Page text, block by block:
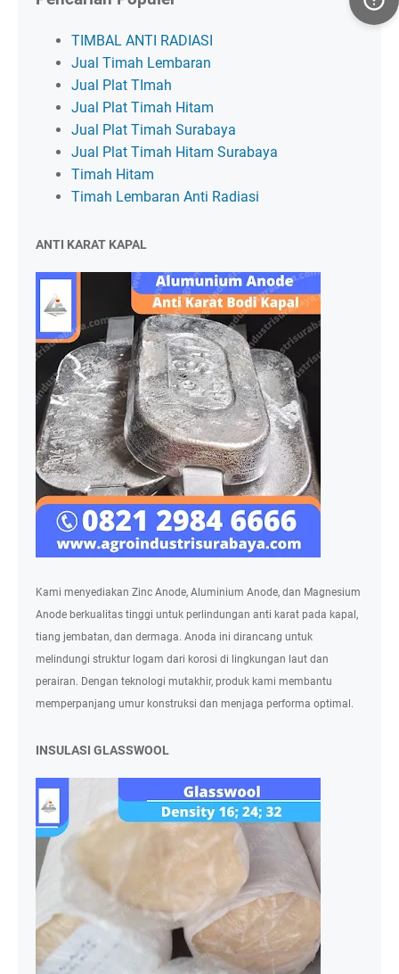
TIMBAL ANTI RADIASI
Jual Timah Lembaran
Jual Plat TImah
Jual Plat Timah Hitam
Jual Plat Timah Surabaya
Jual Plat Timah Hitam Surabaya
Timah Hitam
Timah Lembaran Anti Radiasi
ANTI KARAT KAPAL
Kami menyediakan Zinc Anode, Aluminium Anode, dan Magnesium
Anode berkualitas tinggi untuk perlindungan anti karat pada kapal,
tiang jembatan, dan dermaga. Anoda ini dirancang untuk
melindungi struktur logam dari korosi di lingkungan laut dan
perairan. Dengan teknologi mutakhir, produk kami membantu
memperpanjang umur konstruksi dan menjaga performa optimal.
INSULASI GLASSWOOL